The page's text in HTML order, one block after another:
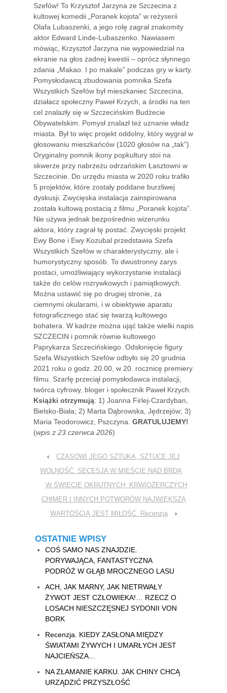
Szefów! To Krzysztof Jarzyna ze Szczecina z
kultowej komedii „Poranek kojota” w reżyserii
Olafa Lubaszenki, a jego rolę zagrał znakomity
aktor Edward Linde-Lubaszenko. Nawiasem
mówiąc, Krzysztof Jarzyna nie wypowiedział na
ekranie na głos żadnej kwestii – oprócz słynnego
zdania „Makao. I po makale” podczas gry w karty.
Pomysłodawcą zbudowania pomnika Szefa
Wszystkich Szefów był mieszkaniec Szczecina,
działacz społeczny Paweł Krzych, a środki na ten
cel znalazły się w Szczecińskim Budżecie
Obywatelskim. Pomysł znalazł też uznanie władz
miasta. Był to więc projekt oddolny, który wygrał w
głosowaniu mieszkańców (1020 głosów na „tak”).
Oryginalny pomnik ikony popkultury stoi na
skwerze przy nabrzeżu odrzańskim Łasztowni w
Szczecinie. Do urzędu miasta w 2020 roku trafiło
5 projektów, które zostały poddane burzliwej
dyskusji. Zwycięska instalacja zainspirowana
została kultową postacią z filmu „Poranek kojota”.
Nie używa jednak bezpośrednio wizerunku
aktora, który zagrał tę postać. Zwycięski projekt
Ewy Bone i Ewy Kozubal przedstawia Szefa
Wszystkich Szefów w charakterystyczny, ale i
humorystyczny sposób. To dwustronny zarys
postaci, umożliwiający wykorzystanie instalacji
także do celów rozrywkowych i pamiątkowych.
Można ustawić się po drugiej stronie, za
ciemnymi okularami, i w obiektywie aparatu
fotograficznego stać się twarzą kultowego
bohatera. W kadrze można ująć także wielki napis
SZCZECIN i pomnik równie kultowego
Paprykarza Szczecińskiego. Odsłonięcie figury
Szefa Wszystkich Szefów odbyło się 20 grudnia
2021 roku o godz. 20.00, w 20. rocznicę premiery
filmu. Szarfę przeciął pomysłodawca instalacji,
twórca cyfrowy, bloger i społecznik Paweł Krzych.
Książki otrzymują: 1) Joanna Firlej-Czardyban,
Bielsko-Biała; 2) Marta Dąbrowska, Jędrzejów; 3)
Maria Teodorowicz, Pszczyna. GRATULUJEMY!
(wpis z 23 czerwca 2026)
‹
CZASOWI JEGO SZTUKA, SZTUCE JEJ
WOLNOŚĆ. SECESJA W MIEŚCIE NAD BRDĄ
W ŚWIECIE OKRUTNYCH, KRWIOŻERCZYCH
CHIMER I INNYCH POTWORÓW NAJWIĘKSZĄ
WARTOŚCIĄ JEST MIŁOŚĆ. Recenzja
›
OSTATNIE WPISY
COŚ SAMO NAS ZNAJDZIE.
PORYWAJĄCA, FANTASTYCZNA
PODRÓŻ W GŁĄB MROCZNEGO LASU
ACH, JAK MARNY, JAK NIETRWAŁY
ŻYWOT JEST CZŁOWIEKA!… RZECZ O
LOSACH NIESZCZĘSNEJ SYDONII VON
BORK
Recenzja. KIEDY ZASŁONA MIĘDZY
ŚWIATAMI ŻYWYCH I UMARŁYCH JEST
NAJCIEŃSZA…
NA ZŁAMANIE KARKU. JAK CHINY CHCĄ
URZĄDZIĆ PRZYSZŁOŚĆ